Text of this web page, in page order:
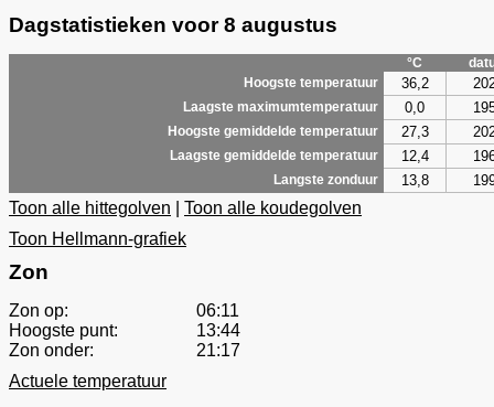
Dagstatistieken voor 8 augustus
°C
Hoogste temperatuur
36,2
Laagste maximumtemperatuur 0,0
Hoogste gemiddelde temperatuur 27,3
Laagste gemiddelde temperatuur 12,4
Langste zonduur 13,8
Toon alle hittegolven
Toon alle koudegolven
Toon Hellmann-grafiek
Zon
Zon op:
06:11
Hoogste punt:
13:44
Zon onder:
21:17
Actuele temperatuur